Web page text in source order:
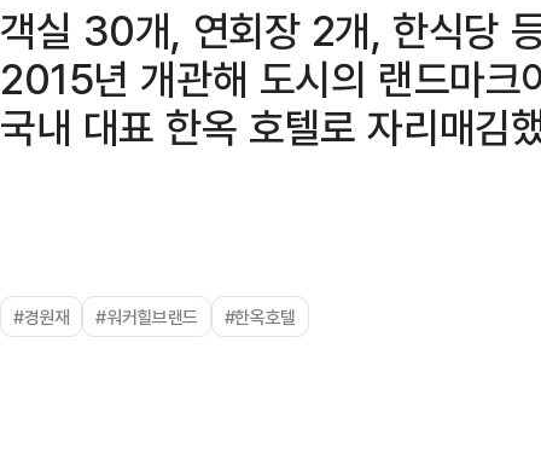
객실 30개, 연회장 2개, 한식당
2015년 개관해 도시의 랜드마크
국내 대표 한옥 호텔로 자리매김
#경원재 #워커힐브랜드 #한옥호텔